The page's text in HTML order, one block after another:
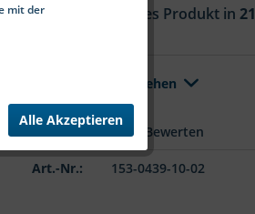
Aktuell ist dieses Produkt in21
Alle Varianten ansehen
Merken Bewerten
Art.-Nr.: 153-0439-10-02
mit der
Alle Akzeptieren